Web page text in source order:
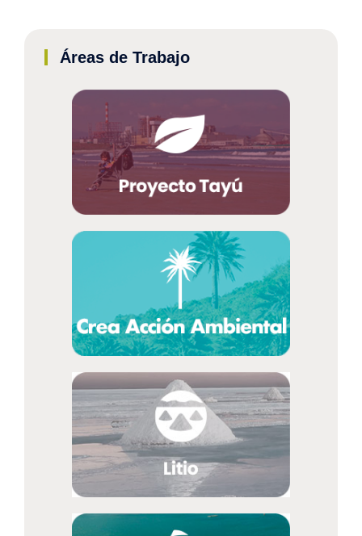
Áreas de Trabajo